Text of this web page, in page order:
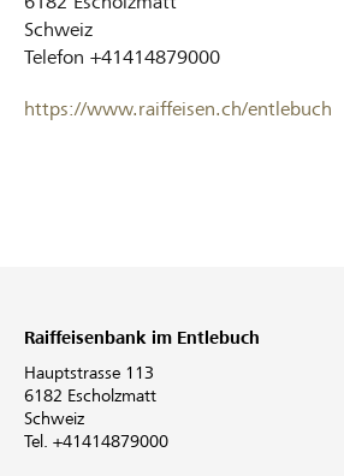
Schweiz
Telefon +41414879000
https://www.raiffeisen.ch/entlebuch
Raiffeisenbank im Entlebuch
Hauptstrasse 113
6182 Escholzmatt
Schweiz
Tel. +41414879000